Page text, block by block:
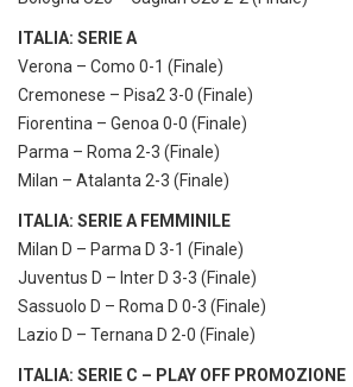
ITALIA: SERIE A
Verona – Como 0-1 (Finale)
Cremonese – Pisa2 3-0 (Finale)
Fiorentina – Genoa 0-0 (Finale)
Parma – Roma 2-3 (Finale)
Milan – Atalanta 2-3 (Finale)
ITALIA: SERIE A FEMMINILE
Milan D – Parma D 3-1 (Finale)
Juventus D – Inter D 3-3 (Finale)
Sassuolo D – Roma D 0-3 (Finale)
Lazio D – Ternana D 2-0 (Finale)
ITALIA: SERIE C – PLAY OFF PROMOZIONE